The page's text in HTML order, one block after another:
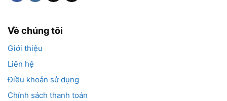
Về chúng tôi
Giới thiệu
Liên hệ
Điều khoản sử dụng
Chính sách thanh toán